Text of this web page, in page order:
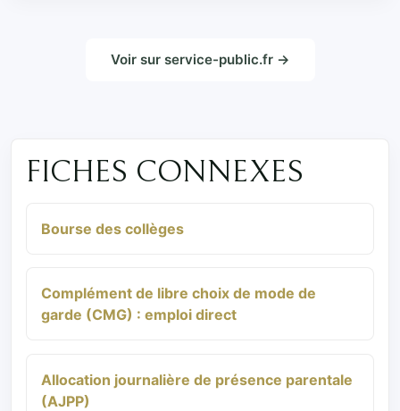
Voir sur service-public.fr →
FICHES CONNEXES
Bourse des collèges
Complément de libre choix de mode de
garde (CMG) : emploi direct
Allocation journalière de présence parentale
(AJPP)